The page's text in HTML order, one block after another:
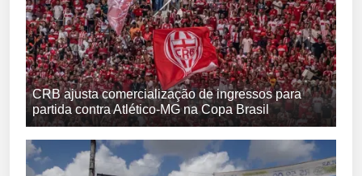
CRB ajusta comercialização de ingressos para
partida contra Atlético-MG na Copa Brasil